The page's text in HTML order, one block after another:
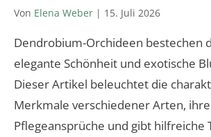
Von Elena Weber | 15. Juli 2026
Dendrobium-Orchideen bestechen
elegante Schönheit und exotische
Dieser Artikel beleuchtet die
Merkmale verschiedener Arten, ihre
Pflegeansprüche und gibt hilfreiche